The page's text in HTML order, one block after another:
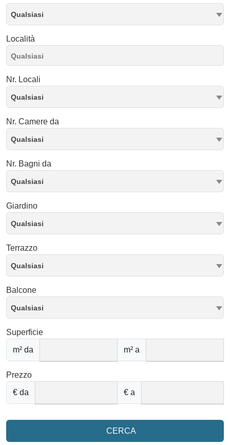
Qualsiasi
Località
Nr. Locali
Qualsiasi
Nr. Camere da
Qualsiasi
Nr. Bagni da
Qualsiasi
Giardino
Qualsiasi
Terrazzo
Qualsiasi
Balcone
Qualsiasi
Superficie
m² da
m² a
Prezzo
€ da
€ a
CERCA